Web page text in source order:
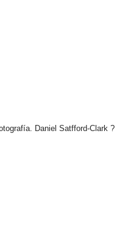
Daniel Satfford-Clark ?